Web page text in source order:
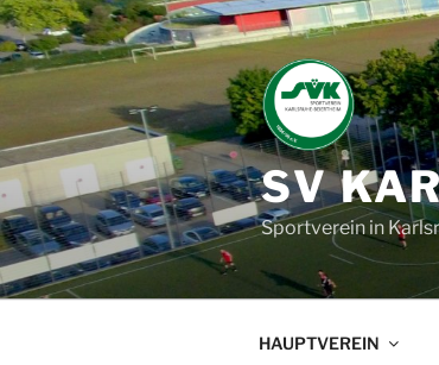
Zum
Inhalt
springen
SV
Sportverein in
HAUPTVEREIN